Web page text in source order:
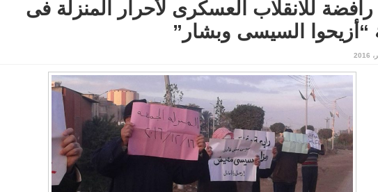
للانقلاب العسكرى لأحرار المنزلة فى
“أزيحوا السيسى وبشار”